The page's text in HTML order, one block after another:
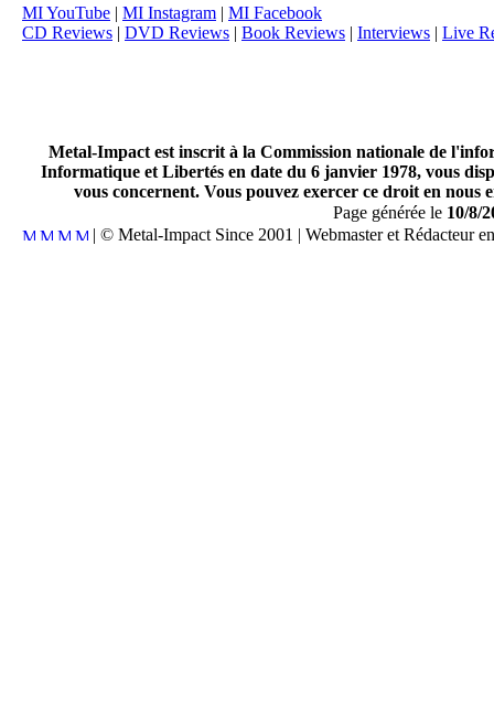
MI YouTube | MI Instagram | MI Facebook
CD Reviews | DVD Reviews | Book Reviews | Interviews | Live
Metal-Impact est inscrit à la Commission nationale de
Informatique et Libertés en date du 6 janvier 1978, vous
vous concernent. Vous pouvez exercer ce droit en
Page générée le 10/8/
| © Metal-Impact Since 2001 | Webmaster et Rédacteur